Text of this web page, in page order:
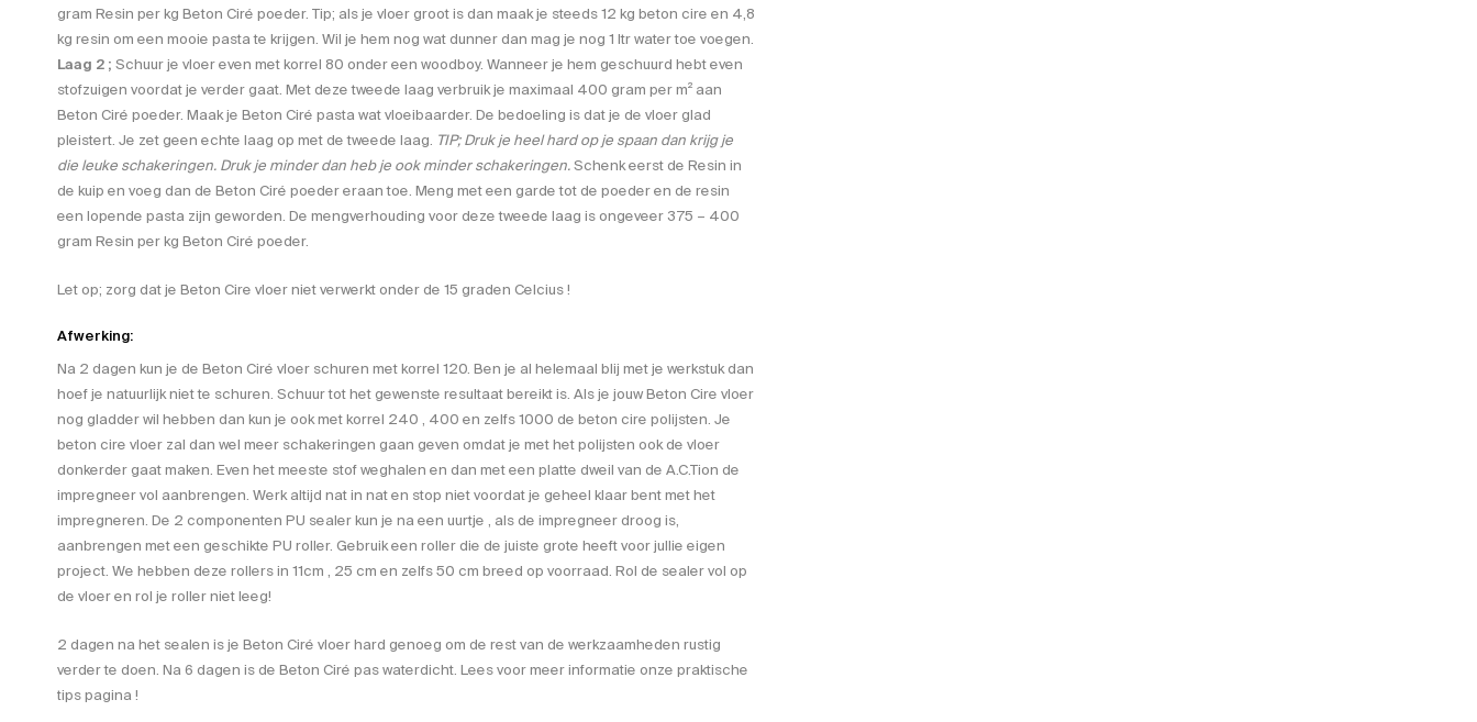
gram Resin per kg Beton Ciré poeder. Tip; als je vloer groot is dan maak je steeds 12 kg beton cire en 4,8
kg resin om een mooie pasta te krijgen. Wil je hem nog wat dunner dan mag je nog 1 ltr water toe voegen.
Laag 2 ; Schuur je vloer even met korrel 80 onder een woodboy. Wanneer je hem geschuurd hebt even
stofzuigen voordat je verder gaat. Met deze tweede laag verbruik je maximaal 400 gram per m² aan
Beton Ciré poeder. Maak je Beton Ciré pasta wat vloeibaarder. De bedoeling is dat je de vloer glad
pleistert. Je zet geen echte laag op met de tweede laag. TIP; Druk je heel hard op je spaan dan krijg je
die leuke schakeringen. Druk je minder dan heb je ook minder schakeringen.Schenk eerst de Resin in
de kuip en voeg dan de Beton Ciré poeder eraan toe. Meng met een garde tot de poeder en de resin
een lopende pasta zijn geworden. De mengverhouding voor deze tweede laag is ongeveer 375 – 400
gram Resin per kg Beton Ciré poeder.
Let op; zorg dat je Beton Cire vloer niet verwerkt onder de 15 graden Celcius !
Afwerking:
Na 2 dagen kun je de Beton Ciré vloer schuren met korrel 120. Ben je al helemaal blij met je werkstuk dan
hoef je natuurlijk niet te schuren. Schuur tot het gewenste resultaat bereikt is. Als je jouw Beton Cire vloer
nog gladder wil hebben dan kun je ook met korrel 240 , 400 en zelfs 1000 de beton cire polijsten. Je
beton cire vloer zal dan wel meer schakeringen gaan geven omdat je met het polijsten ook de vloer
donkerder gaat maken. Even het meeste stof weghalen en dan met een platte dweil van de A.C.Tion de
impregneer vol aanbrengen. Werk altijd nat in nat en stop niet voordat je geheel klaar bent met het
impregneren. De 2 componenten PU sealer kun je na een uurtje , als de impregneer droog is,
aanbrengen met een geschikte PU roller. Gebruik een roller die de juiste grote heeft voor jullie eigen
project. We hebben deze rollers in 11cm , 25 cm en zelfs 50 cm breed op voorraad. Rol de sealer vol op
de vloer en rol je roller niet leeg!
2 dagen na het sealen is je Beton Ciré vloer hard genoeg om de rest van de werkzaamheden rustig
verder te doen. Na 6 dagen is de Beton Ciré pas waterdicht. Lees voor meer informatie onze praktische
tips pagina !